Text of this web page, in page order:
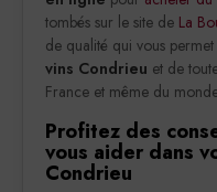
tombés sur le site de La
de qualité qui vous
vins Condrieu et de
France et même du
Profitez des
vous aider dans
Condrieu